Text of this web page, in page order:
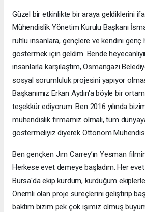
Güzel bir etkinlikte bir araya geldiklerini
Mühendislik Yönetim Kurulu Başkanı
ruhlu insanlara, gençlere ve kendini genç
göstermek için geldim. Bende
insanlarla karşılaştım, Osmangazi
sosyal sorumluluk projesini yapıyor
Başkanımız Erkan Aydın'a böyle bir
teşekkür ediyorum. Ben 2016 yılında
mühendislik firmamız olmalı, tüm
göstermeliyiz diyerek Ottonom
Ben gençken Jım Carrey’ın Yesman
Herkese evet demeye başladım. Her
Bursa'da ekip kurdum, kurduğum
Önemli olan proje süreçlerini geliştirip
baktım bizim pek çok işimiz olmuş